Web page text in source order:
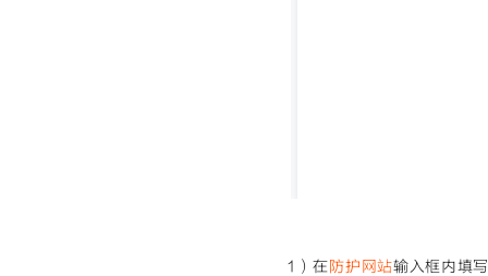
1）在防护网站输入框内填